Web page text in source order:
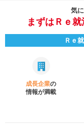
気
まずはＲｅ
Ｒｅ
成長企業の
情報が満載